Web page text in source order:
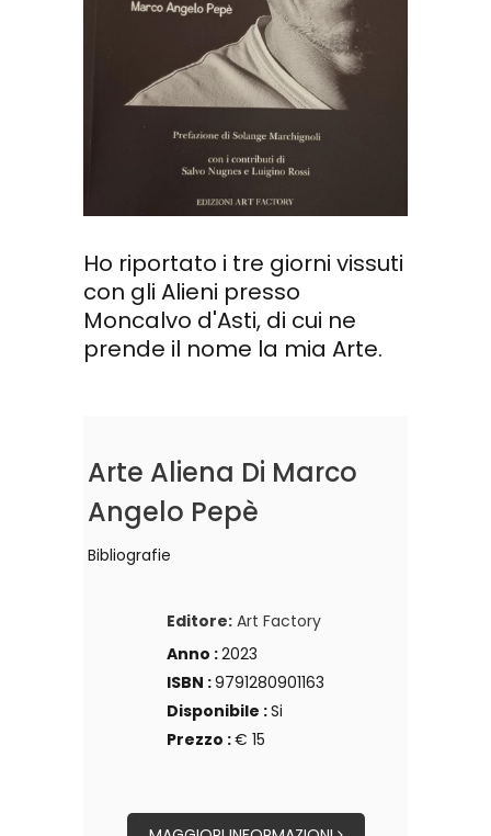
Ho riportato i tre giorni vissuti
con gli Alieni presso
Moncalvo d'Asti, di cui ne
prende il nome la mia Arte.
Arte Aliena Di Marco
Angelo Pepè
Bibliografie
Editore: Art Factory
Anno :2023
ISBN :9791280901163
Disponibile :Si
Prezzo :€ 15